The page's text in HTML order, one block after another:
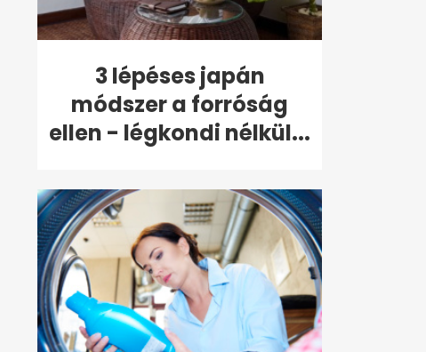
3 lépéses japán
módszer a forróság
ellen - légkondi nélkül...